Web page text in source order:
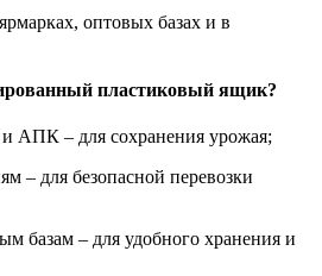
оптовых базах и в
пластиковый ящик?
АПК – для сохранения урожая;
– для безопасной перевозки
базам – для удобного хранения и